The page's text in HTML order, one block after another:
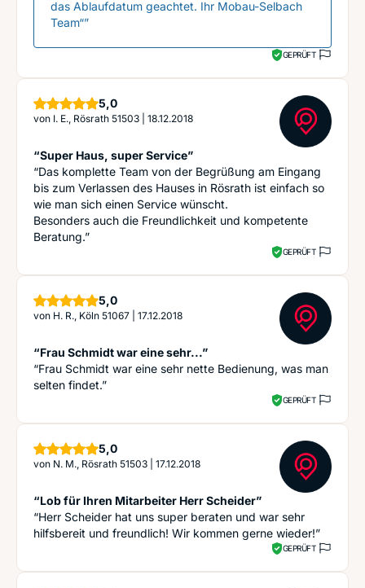
das Ablaufdatum geachtet. Ihr Mobau-Selbach
Team“”
GEPRÜFT
5,0Sterne
von I. E., Rösrath 51503 18.12.2018
“Super Haus, super Service”
“Das komplette Team von der Begrüßung am Eingang
bis zum Verlassen des Hauses in Rösrath ist einfach so
wie man sich einen Service wünscht.
Besonders auch die Freundlichkeit und kompetente
Beratung.”
GEPRÜFT
5,0Sterne
von H. R., Köln 51067 17.12.2018
“Frau Schmidt war eine sehr...”
“Frau Schmidt war eine sehr nette Bedienung, was man
selten findet.”
GEPRÜFT
5,0Sterne
von N. M., Rösrath 51503 17.12.2018
“Lob für Ihren Mitarbeiter Herr Scheider”
“Herr Scheider hat uns super beraten und war sehr
hilfsbereit und freundlich! Wir kommen gerne wieder!”
GEPRÜFT